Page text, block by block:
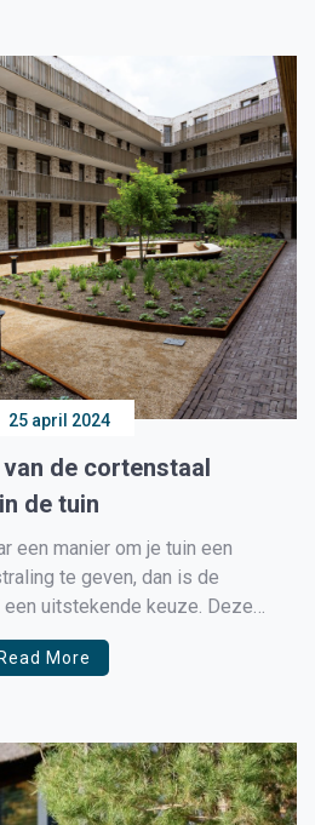
25 april 2024
de cortenstaal
de tuin
een manier om je tuin een
te geven, dan is de
uitstekende keuze. Deze
esthetisch aantrekkelijk, maar
en onderhoudsarm. Hieronder
Read More